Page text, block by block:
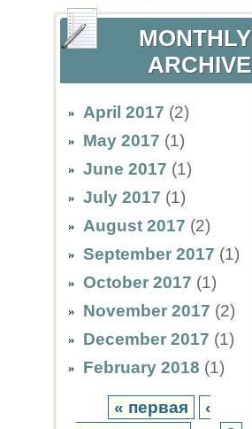
MONTHLY
ARCHIVE
April 2017 (2)
May 2017 (1)
June 2017 (1)
July 2017 (1)
August 2017 (2)
September 2017 (1)
October 2017 (1)
November 2017 (2)
December 2017 (1)
February 2018 (1)
« первая
‹